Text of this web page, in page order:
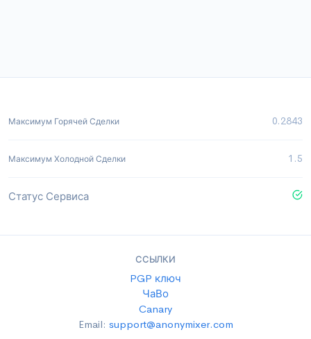
Максимум Горячей Сделки 0.2843
Максимум Холодной Сделки 1.5
Статус Сервиса
ССЫЛКИ
PGP ключ
ЧаВо
Canary
Email: support@anonymixer.com